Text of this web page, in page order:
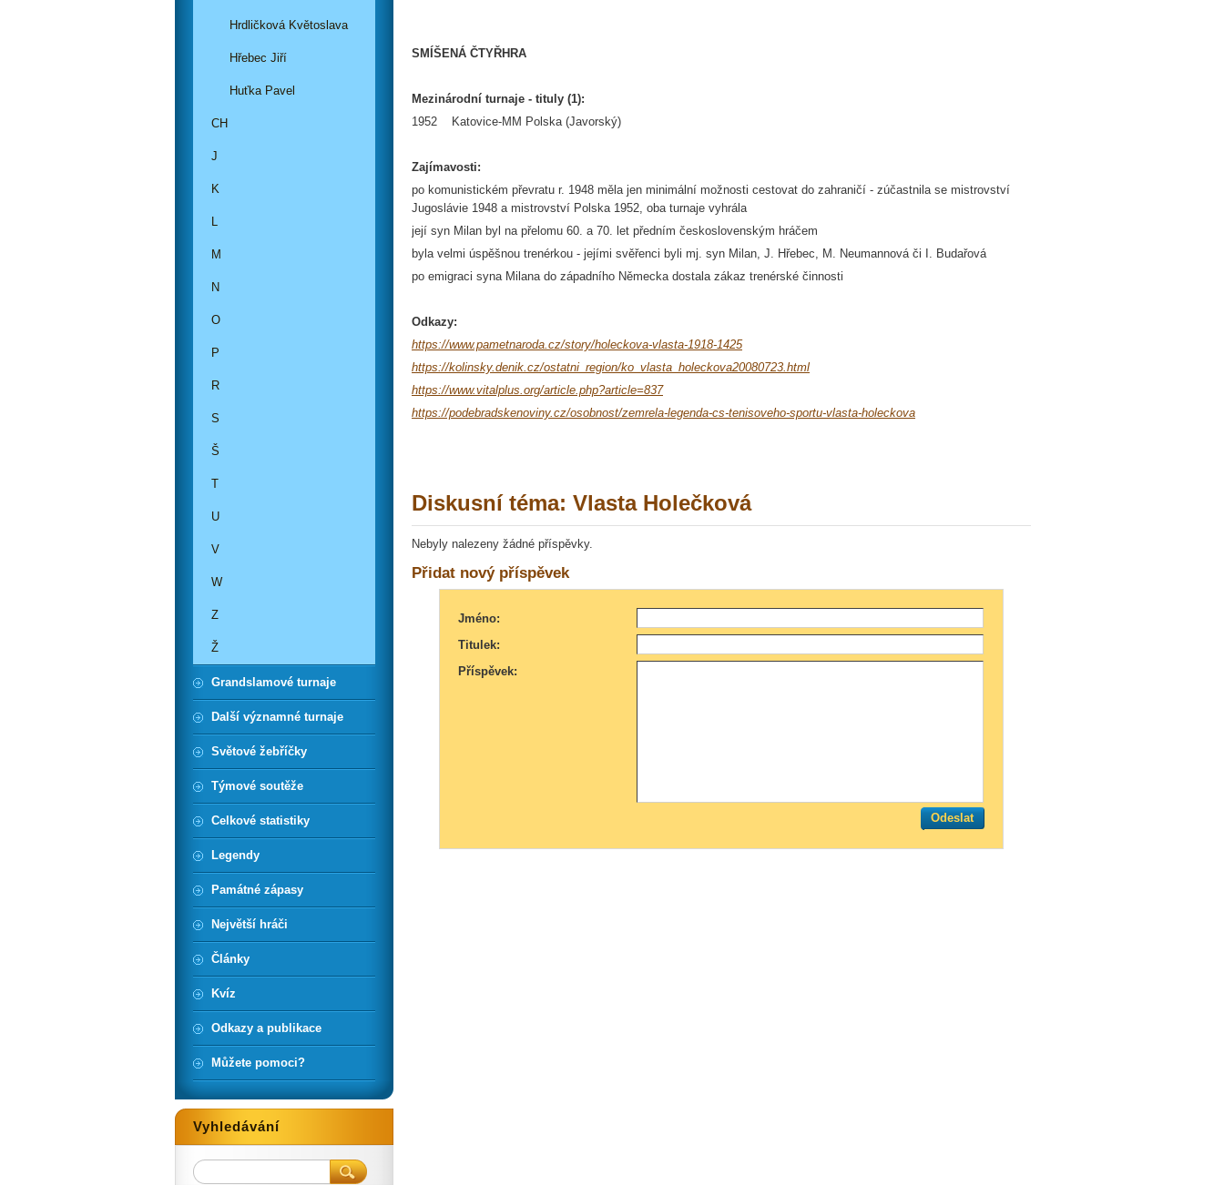
SMÍŠENÁ ČTYŘHRA
Mezinárodní turnaje - tituly (1):
1952 Katovice-MM Polska (Javorský)
Zajímavosti:
po komunistickém převratu r. 1948 měla jen minimální možnosti cestovat do zahraničí - zúčastnila se mistrovství
Jugoslávie 1948 a mistrovství Polska 1952, oba turnaje vyhrála
její syn Milan byl na přelomu 60. a 70. let předním československým hráčem
byla velmi úspěšnou trenérkou - jejími svěřenci byli mj. syn Milan, J. Hřebec, M. Neumannová či I. Budařová
po emigraci syna Milana do západního Německa dostala zákaz trenérské činnosti
Odkazy:
https://www.pametnaroda.cz/story/holeckova-vlasta-1918-1425
https://kolinsky.denik.cz/ostatni_region/ko_vlasta_holeckova20080723.html
https://www.vitalplus.org/article.php?article=837
https://podebradskenoviny.cz/osobnost/zemrela-legenda-cs-tenisoveho-sportu-vlasta-holeckova
Diskusní téma: Vlasta Holečková
Nebyly nalezeny žádné příspěvky.
Přidat nový příspěvek
Jméno:
Titulek:
Příspěvek:
Hrdličková Květoslava
Hřebec Jiří
Huťka Pavel
CH
J
K
L
M
N
O
P
R
S
Š
T
U
V
W
Z
Ž
Grandslamové turnaje
Další významné turnaje
Světové žebříčky
Týmové soutěže
Celkové statistiky
Legendy
Památné zápasy
Největší hráči
Články
Kvíz
Odkazy a publikace
Můžete pomoci?
Vyhledávání